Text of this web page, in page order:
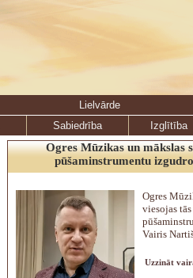
Lielvārde
Sabiedrība
Izglītība
Ogres Mūzikas un mākslas
pūšaminstrumentu
Ogres
viesojas
Vairis
Uzzināt